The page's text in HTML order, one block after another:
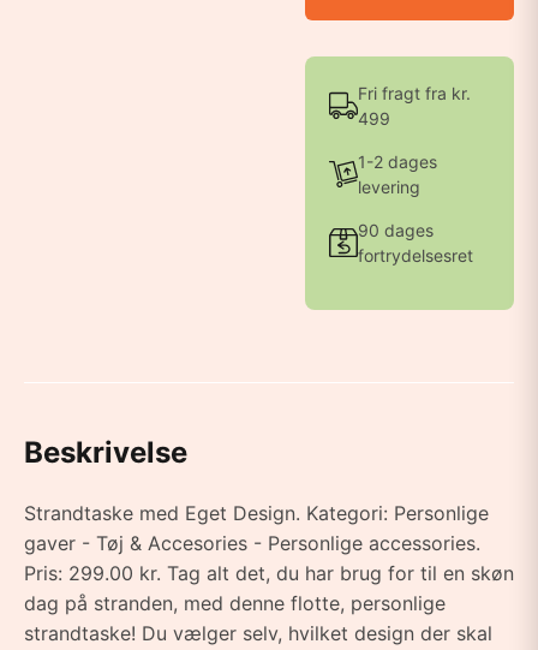
Fri fragt fra kr.
499
1-2 dages
levering
90 dages
fortrydelsesret
Beskrivelse
Strandtaske med Eget Design. Kategori: Personlige
gaver - Tøj & Accesories - Personlige accessories.
Pris: 299.00 kr. Tag alt det, du har brug for til en skøn
dag på stranden, med denne flotte, personlige
strandtaske! Du vælger selv, hvilket design der skal